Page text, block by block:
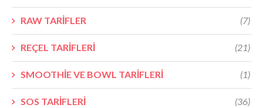
RAW TARİFLER (7)
REÇEL TARİFLERİ (21)
SMOOTHİE VE BOWL TARİFLERİ (1)
SOS TARİFLERİ (36)